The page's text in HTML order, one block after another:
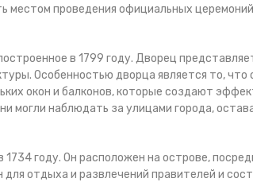
местом проведения официальных
в 1799 году. Дворец
Особенностью дворца является то, что
окон и балконов, которые создают
могли наблюдать за улицами города,
году. Он расположен на острове,
отдыха и развлечений правителей и